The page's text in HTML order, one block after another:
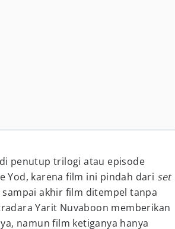
penutup trilogi atau episode
Yod, karena film ini pindah dari set
akhir film ditempel tanpa
Yarit Nuvaboon memberikan
namun film ketiganya hanya